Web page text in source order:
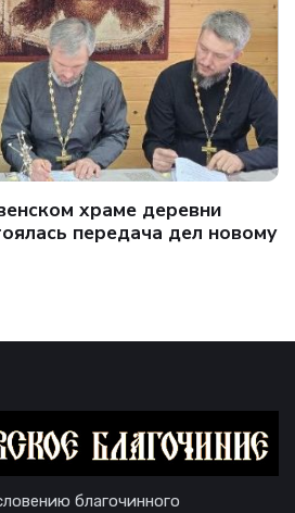
храме деревни
передача дел новому
благочинного